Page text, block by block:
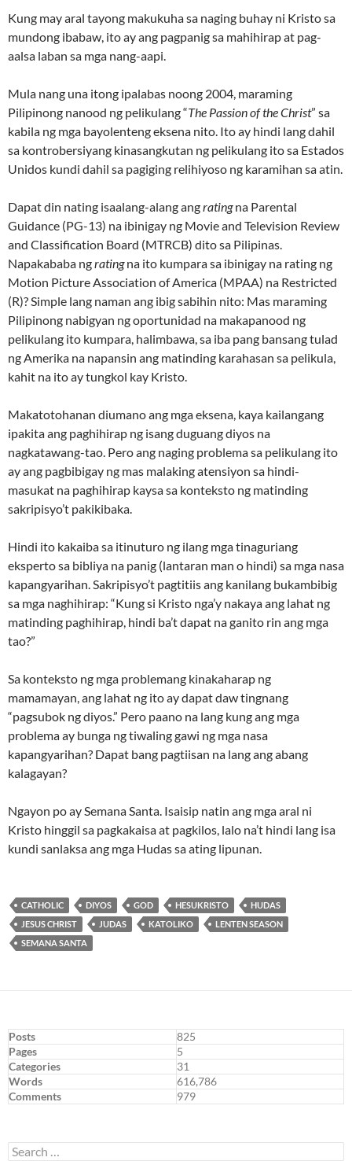
Kung may aral tayong makukuha sa naging buhay ni Kristo sa
mundong ibabaw, ito ay ang pagpanig sa mahihirap at pag-
aalsa laban sa mga nang-aapi.
Mula nang una itong ipalabas noong 2004, maraming
Pilipinong nanood ng pelikulang “The Passion of the Christ” sa
kabila ng mga bayolenteng eksena nito. Ito ay hindi lang dahil
sa kontrobersiyang kinasangkutan ng pelikulang ito sa Estados
Unidos kundi dahil sa pagiging relihiyoso ng karamihan sa atin.
Dapat din nating isaalang-alang angratingna Parental
Guidance (PG-13) na ibinigay ng Movie and Television Review
and Classification Board (MTRCB) dito sa Pilipinas.
Napakababa ngratingna ito kumpara sa ibinigay na rating ng
Motion Picture Association of America (MPAA) na Restricted
(R)? Simple lang naman ang ibig sabihin nito: Mas maraming
Pilipinong nabigyan ng oportunidad na makapanood ng
pelikulang ito kumpara, halimbawa, sa iba pang bansang tulad
ng Amerika na napansin ang matinding karahasan sa pelikula,
kahit na ito ay tungkol kay Kristo.
Makatotohanan diumano ang mga eksena, kaya kailangang
ipakita ang paghihirap ng isang duguang diyos na
nagkatawang-tao. Pero ang naging problema sa pelikulang ito
ay ang pagbibigay ng mas malaking atensiyon sa hindi-
masukat na paghihirap kaysa sa konteksto ng matinding
sakripisyo’t pakikibaka.
Hindi ito kakaiba sa itinuturo ng ilang mga tinaguriang
eksperto sa bibliya na panig (lantaran man o hindi) sa mga nasa
kapangyarihan. Sakripisyo’t pagtitiis ang kanilang bukambibig
sa mga naghihirap: “Kung si Kristo nga’y nakaya ang lahat ng
matinding paghihirap, hindi ba’t dapat na ganito rin ang mga
tao?”
Sa konteksto ng mga problemang kinakaharap ng
mamamayan, ang lahat ng ito ay dapat daw tingnang
“pagsubok ng diyos.” Pero paano na lang kung ang mga
problema ay bunga ng tiwaling gawi ng mga nasa
kapangyarihan? Dapat bang pagtiisan na lang ang abang
kalagayan?
Ngayon po ay Semana Santa. Isaisip natin ang mga aral ni
Kristo hinggil sa pagkakaisa at pagkilos, lalo na’t hindi lang isa
kundi sanlaksa ang mga Hudas sa ating lipunan.
CATHOLIC DIYOS GOD HESUKRISTO
HUDAS
JESUS CHRIST
JUDAS KATOLIKO
LENTEN SEASON
SEMANA SANTA
Posts
825
Pages
5
Categories
31
Words
616,786
Comments
979
Search